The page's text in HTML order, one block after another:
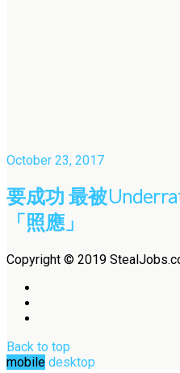
October 23, 2017
要成功 最被
「照應」
Copyright © 2019
Back to top
mobile desktop